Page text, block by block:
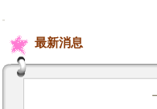
:::
最新消息